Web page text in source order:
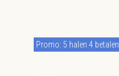
Promo: 5 halen 4 betalen